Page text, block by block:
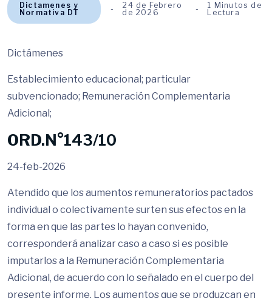
Dictamenes y
Normativa DT
24 de Febrero
de 2026
1 Minutos de
Lectura
Dictámenes
Establecimiento educacional; particular
subvencionado; Remuneración Complementaria
Adicional;
ORD.N°143/10
24-feb-2026
Atendido que los aumentos remuneratorios pactados
individual o colectivamente surten sus efectos en la
forma en que las partes lo hayan convenido,
corresponderá analizar caso a caso si es posible
imputarlos a la Remuneración Complementaria
Adicional, de acuerdo con lo señalado en el cuerpo del
presente informe. Los aumentos que se produzcan en